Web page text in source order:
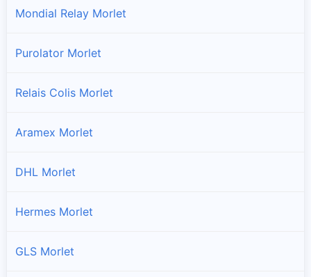
Mondial Relay Morlet
Purolator Morlet
Relais Colis Morlet
Aramex Morlet
DHL Morlet
Hermes Morlet
GLS Morlet